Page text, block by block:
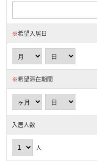
※希望入居日
※希望滞在期間
入居人数
人